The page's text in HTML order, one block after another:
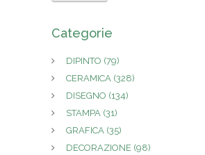
Categorie
DIPINTO (79)
CERAMICA (328)
DISEGNO (134)
STAMPA (31)
GRAFICA (35)
DECORAZIONE (98)